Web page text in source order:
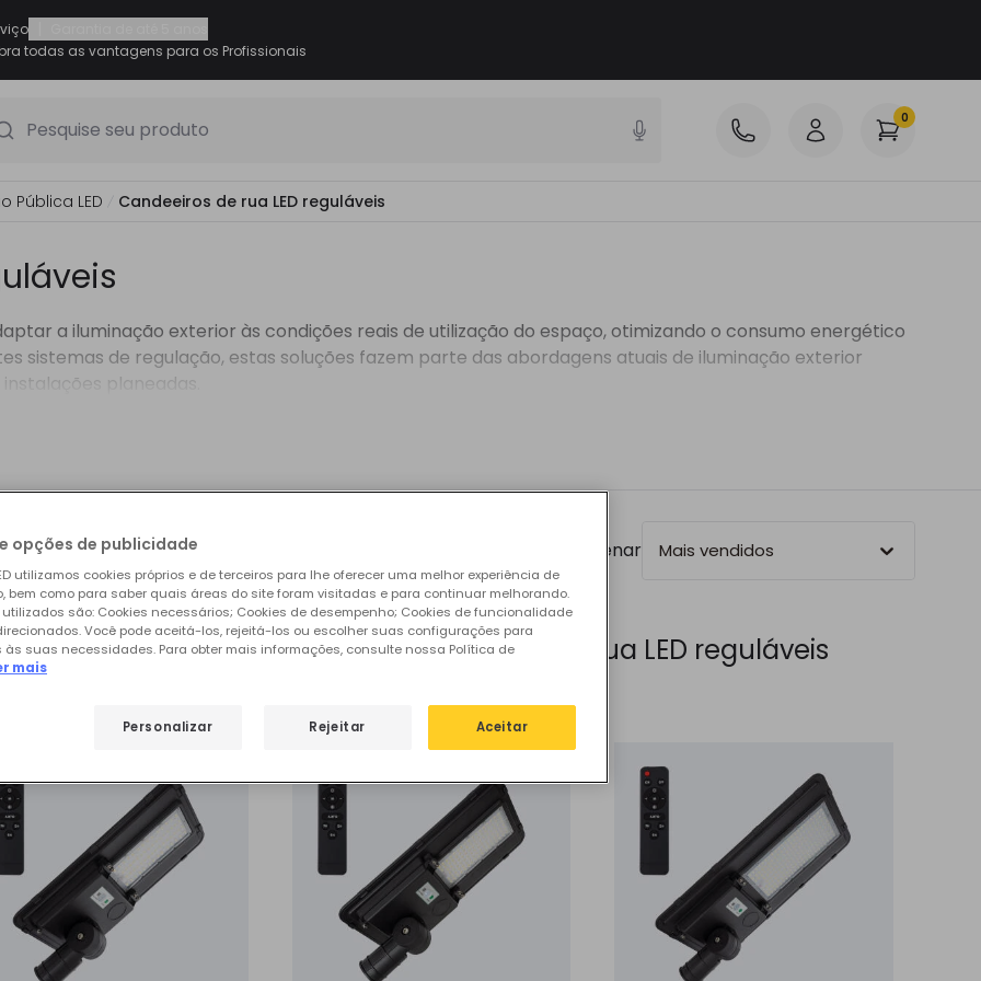
todas as vantagens para os Profissionais
Pesquise seu produto 0
Pública LED Candeeiros de rua LED reguláveis
a iluminação exterior às condições reais de utilização do espaço, otimizando o consumo energético
sistemas de regulação, estas soluções fazem parte das abordagens atuais de iluminação exterior
planeadas.
31 de74 produtos Ordenar Mais vendidos
produtos em destaque de Candeeiros de rua LED reguláveis
opções de publicidade
utilizamos cookies próprios e de terceiros para lhe oferecer uma melhor experiência de
bem como para saber quais áreas do site foram visitadas e para continuar melhorando.
utilizados são: Cookies necessários; Cookies de desempenho; Cookies de funcionalidade
Você pode aceitá-los, rejeitá-los ou escolher suas configurações para
suas necessidades. Para obter mais informações, consulte nossa Política de
mais
Rejeitar Aceitar
Personalizar